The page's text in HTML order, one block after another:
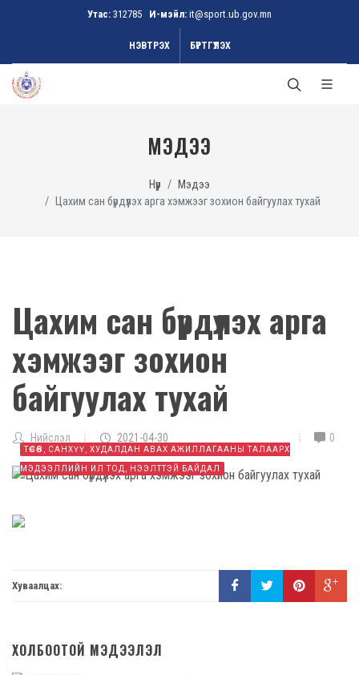
Утас: 312785 И-мэйл: it@sport.ub.gov.mn
НЭВТРЭХ БҮРТГҮҮЛЭХ
МЭДЭЭ
Нүүр
Мэдээ
Цахим сан бүрдүүлэх арга хэмжээг зохион байгуулах тухай
Цахим сан бүрдүүлэх арга
хэмжээг зохион
байгуулах тухай
Нийслэл 2021-04-30 0
ТӨСӨВ, САНХҮҮ, ХУДАЛДАН АВАХ АЖИЛЛАГААНЫ ТАЛААРХ
МЭДЭЭЛЛИЙН ИЛ ТОД, НЭЭЛТТЭЙ БАЙДАЛ
Хуваалцах:
ХОЛБООТОЙ МЭДЭЭЛЭЛ